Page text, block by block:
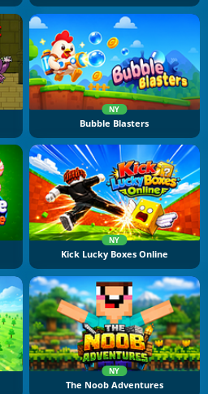
NY
Bubble Blasters
NY
Kick Lucky Boxes Online
NY
The Noob Adventures